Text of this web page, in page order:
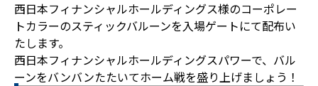
西日本フィナンシャルホールディングス様のコーポレー
トカラーのスティックバルーンを入場ゲートにて配布い
たします。
西日本フィナンシャルホールディングスパワーで、バル
ーンをバンバンたたいてホーム戦を盛り上げましょう！